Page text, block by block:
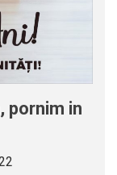
pornim in